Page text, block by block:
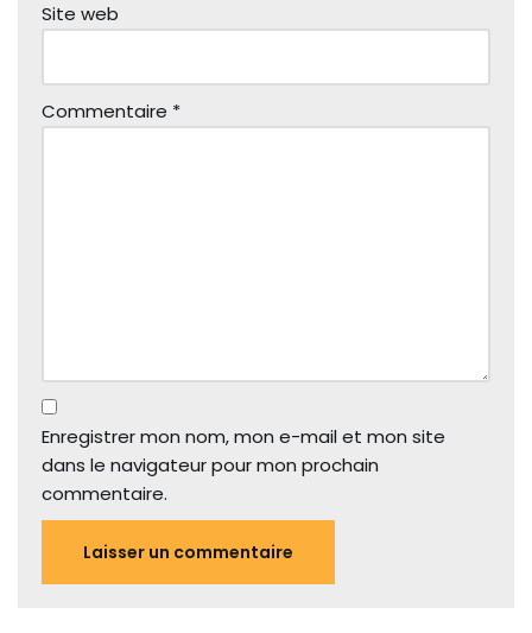
Site web
Commentaire *
Enregistrer mon nom, mon e-mail et mon site
dans le navigateur pour mon prochain
commentaire.